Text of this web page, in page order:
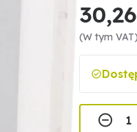
(W tym VAT)